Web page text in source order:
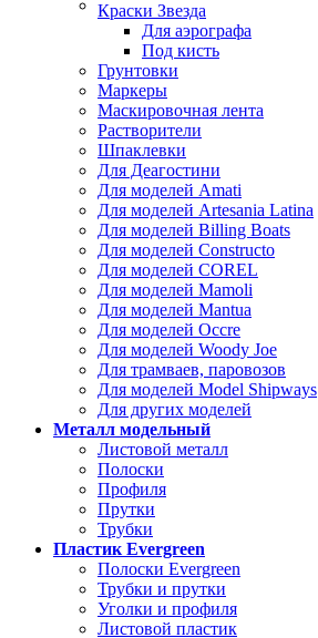
Краски Звезда
Для аэрографа
Под кисть
Грунтовки
Маркеры
Маскировочная лента
Растворители
Шпаклевки
Для Деагостини
Для моделей Amati
Для моделей Artesania Latina
Для моделей Billing Boats
Для моделей Constructo
Для моделей COREL
Для моделей Mamoli
Для моделей Mantua
Для моделей Occre
Для моделей Woody Joe
Для трамваев, паровозов
Для моделей Model Shipways
Для других моделей
Металл модельный
Листовой металл
Полоски
Профиля
Прутки
Трубки
Пластик Evergreen
Полоски Evergreen
Трубки и прутки
Уголки и профиля
Листовой пластик